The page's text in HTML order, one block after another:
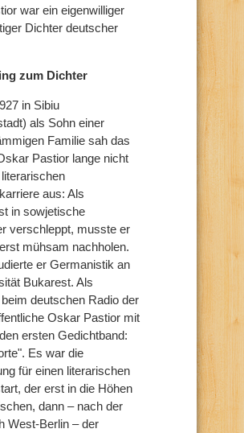
war ein eigenwilliger
Dichter deutscher
zum Dichter
in Sibiu
als Sohn einer
Familie sah das
Pastior lange nicht
aus: Als
in sowjetische
verschleppt, musste er
mühsam nachholen.
er Germanistik an
Bukarest. Als
deutschen Radio der
Oskar Pastior mit
ersten Gedichtband:
Es war die
für einen literarischen
der erst in die Höhen
dann – nach der
West-Berlin – der